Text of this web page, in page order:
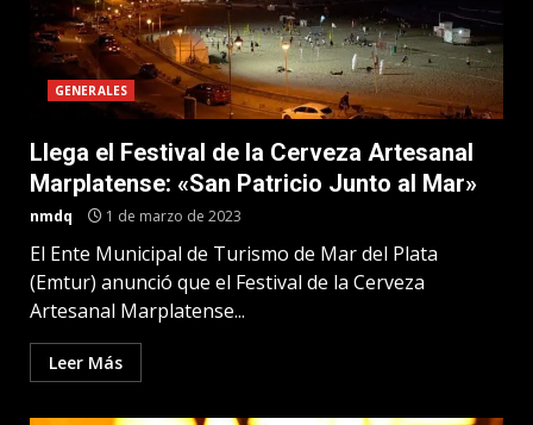
GENERALES
Llega el Festival de la Cerveza Artesanal
Marplatense: «San Patricio Junto al Mar»
nmdq 1 de marzo de 2023
El Ente Municipal de Turismo de Mar del Plata
(Emtur) anunció que el Festival de la Cerveza
Artesanal Marplatense...
Leer Más